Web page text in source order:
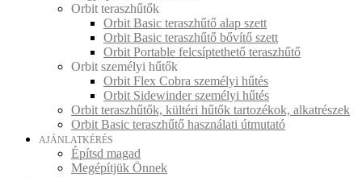
Orbit teraszhűtők
Orbit Basic teraszhűtő alap szett
Orbit Basic teraszhűtő bővítő szett
Orbit Portable felcsíptethető teraszhűtő
Orbit személyi hűtők
Orbit Flex Cobra személyi hűtés
Orbit Sidewinder személyi hűtés
Orbit teraszhűtők, kültéri hűtők tartozékok, alkatrészek
Orbit Basic teraszhűtő használati útmutató
AJÁNLATKÉRÉS
Építsd magad
Megépítjük Önnek